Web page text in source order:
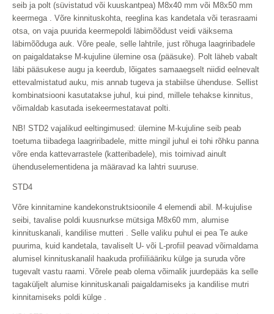
seib ja polt (süvistatud või kuuskantpea) M8x40 mm või M8x50 mm
keermega . Võre kinnituskohta, reeglina kas kandetala või terasraami
otsa, on vaja puurida keermepoldi läbimõõdust veidi väiksema
läbimõõduga auk. Võre peale, selle lahtrile, just rõhuga laagriribadele
on paigaldatakse M-kujuline ülemine osa (pääsuke). Polt läheb vabalt
läbi pääsukese augu ja keerdub, lõigates samaaegselt niidid eelnevalt
ettevalmistatud auku, mis annab tugeva ja stabiilse ühenduse. Sellist
kombinatsiooni kasutatakse juhul, kui pind, millele tehakse kinnitus,
võimaldab kasutada isekeermestatavat polti.
NB! STD2 vajalikud eeltingimused: ülemine M-kujuline seib peab
toetuma tiibadega laagriribadele, mitte mingil juhul ei tohi rõhku panna
võre enda kattevarrastele (katteribadele), mis toimivad ainult
ühenduselementidena ja määravad ka lahtri suuruse.
STD4
Võre kinnitamine kandekonstruktsioonile 4 elemendi abil. M-kujulise
seibi, tavalise poldi kuusnurkse mütsiga M8x60 mm, alumise
kinnituskanali, kandilise mutteri . Selle valiku puhul ei pea Te auke
puurima, kuid kandetala, tavaliselt U- või L-profiil peavad võimaldama
alumisel kinnituskanalil haakuda profiiliääriku külge ja suruda võre
tugevalt vastu raami. Võrele peab olema võimalik juurdepääs ka selle
tagaküljelt alumise kinnituskanali paigaldamiseks ja kandilise mutri
kinnitamiseks poldi külge .